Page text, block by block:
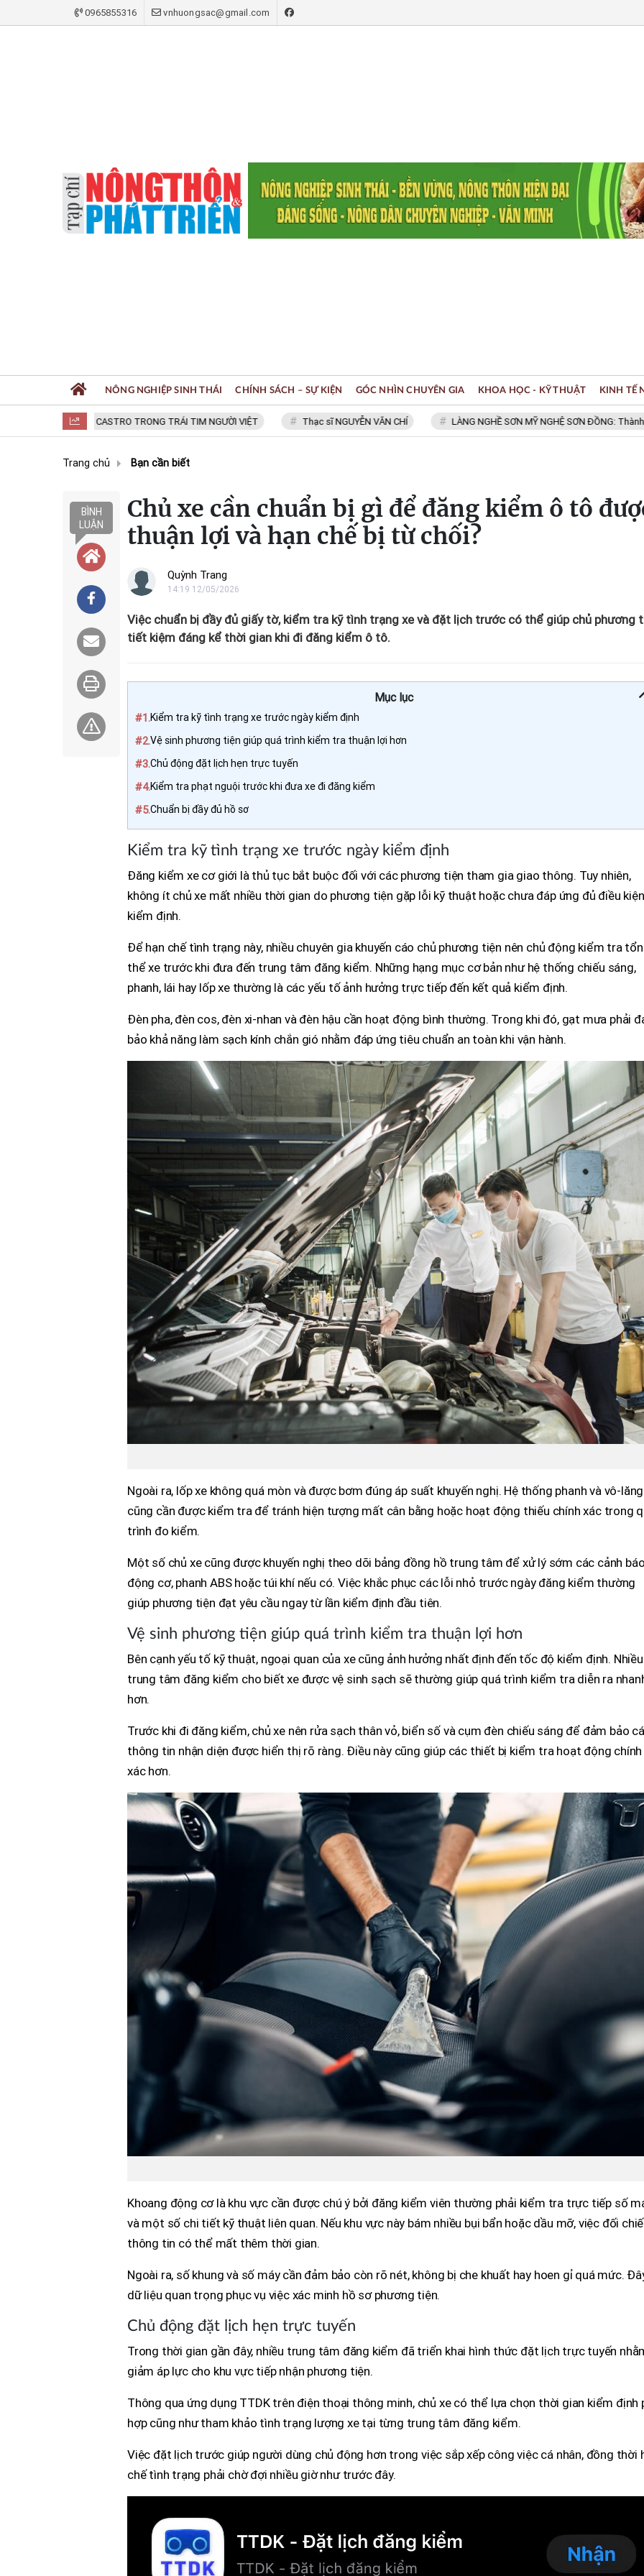
0965855316 vnhuongsac@gmail.com
FIDEL CASTRO TRONG TRÁI TIM NGƯỜI VIỆT Thạc sĩ NGUYỄN VĂN CHÍ LÀNG NGHỀ SƠN MỸ NGHỆ SƠN ĐỒNG: Thành
NÔNG NGHIỆP SINH THÁI CHÍNH SÁCH – SỰ KIỆN GÓC NHÌN CHUYÊN GIA KHOA HỌC - KỸ THUẬT KINH TẾ
Trang chủ Bạn cần biết
BÌNH
LUẬN
Chủ xe cần chuẩn bị gì để đăng kiểm ô tô
thuận lợi và hạn chế bị từ chối?
Quỳnh Trang
14:19 12/05/2026
Việc chuẩn bị đầy đủ giấy tờ, kiểm tra kỹ tình trạng xe và đặt lịch trước có thể giúp chủ phương
tiết kiệm đáng kể thời gian khi đi đăng kiểm ô tô.
Mục lục
#1.Kiểm tra kỹ tình trạng xe trước ngày kiểm định
#2.Vệ sinh phương tiện giúp quá trình kiểm tra thuận lợi hơn
#3.Chủ động đặt lịch hẹn trực tuyến
#4.Kiểm tra phạt nguội trước khi đưa xe đi đăng kiểm
#5.Chuẩn bị đầy đủ hồ sơ
Kiểm tra kỹ tình trạng xe trước ngày kiểm định
Đăng kiểm xe cơ giới là thủ tục bắt buộc đối với các phương tiện tham gia giao thông. Tuy nhiên,
không ít chủ xe mất nhiều thời gian do phương tiện gặp lỗi kỹ thuật hoặc chưa đáp ứng đủ điều kiện
kiểm định.
Để hạn chế tình trạng này, nhiều chuyên gia khuyến cáo chủ phương tiện nên chủ động kiểm tra
thể xe trước khi đưa đến trung tâm đăng kiểm. Những hạng mục cơ bản như hệ thống chiếu sáng,
phanh, lái hay lốp xe thường là các yếu tố ảnh hưởng trực tiếp đến kết quả kiểm định.
Đèn pha, đèn cos, đèn xi-nhan và đèn hậu cần hoạt động bình thường. Trong khi đó, gạt mưa phải
bảo khả năng làm sạch kính chắn gió nhằm đáp ứng tiêu chuẩn an toàn khi vận hành.
Ngoài ra, lốp xe không quá mòn và được bơm đúng áp suất khuyến nghị. Hệ thống phanh và vô-lăng
cũng cần được kiểm tra để tránh hiện tượng mất cân bằng hoặc hoạt động thiếu chính xác trong
trình đo kiểm.
Một số chủ xe cũng được khuyến nghị theo dõi bảng đồng hồ trung tâm để xử lý sớm các cảnh
động cơ, phanh ABS hoặc túi khí nếu có. Việc khắc phục các lỗi nhỏ trước ngày đăng kiểm thường
giúp phương tiện đạt yêu cầu ngay từ lần kiểm định đầu tiên.
Vệ sinh phương tiện giúp quá trình kiểm tra thuận lợi hơn
Bên cạnh yếu tố kỹ thuật, ngoại quan của xe cũng ảnh hưởng nhất định đến tốc độ kiểm định. Nhiều
trung tâm đăng kiểm cho biết xe được vệ sinh sạch sẽ thường giúp quá trình kiểm tra diễn ra
hơn.
Trước khi đi đăng kiểm, chủ xe nên rửa sạch thân vỏ, biển số và cụm đèn chiếu sáng để đảm bảo
thông tin nhận diện được hiển thị rõ ràng. Điều này cũng giúp các thiết bị kiểm tra hoạt động chính
xác hơn.
Khoang động cơ là khu vực cần được chú ý bởi đăng kiểm viên thường phải kiểm tra trực tiếp số
và một số chi tiết kỹ thuật liên quan. Nếu khu vực này bám nhiều bụi bẩn hoặc dầu mỡ, việc đối
thông tin có thể mất thêm thời gian.
Ngoài ra, số khung và số máy cần đảm bảo còn rõ nét, không bị che khuất hay hoen gỉ quá mức.
dữ liệu quan trọng phục vụ việc xác minh hồ sơ phương tiện.
Chủ động đặt lịch hẹn trực tuyến
Trong thời gian gần đây, nhiều trung tâm đăng kiểm đã triển khai hình thức đặt lịch trực tuyến
giảm áp lực cho khu vực tiếp nhận phương tiện.
Thông qua ứng dụng TTDK trên điện thoại thông minh, chủ xe có thể lựa chọn thời gian kiểm định
hợp cũng như tham khảo tình trạng lượng xe tại từng trung tâm đăng kiểm.
Việc đặt lịch trước giúp người dùng chủ động hơn trong việc sắp xếp công việc cá nhân, đồng thời
chế tình trạng phải chờ đợi nhiều giờ như trước đây.